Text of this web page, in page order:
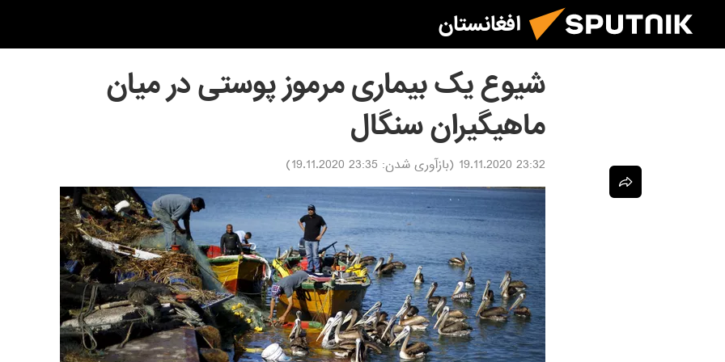
افغانستان
شیوع یک بیماری مرموز پوستی در میان
ماهیگیران سنگال
23:32 19.11.2020 (بازآوری شدن: 23:35 19.11.2020
)